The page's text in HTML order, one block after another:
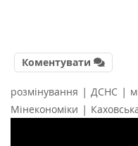
Коментувати
розмінування | ДСНС |
Мінекономіки |